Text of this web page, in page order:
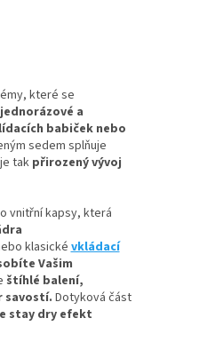
které se
a
babiček nebo
sedem splňuje
takpřirozený vývoj
vnitřní kapsy, která
klasickévkládací
Vašim
štíhlé balení,
savostí.Dotyková část
stay dry efekt